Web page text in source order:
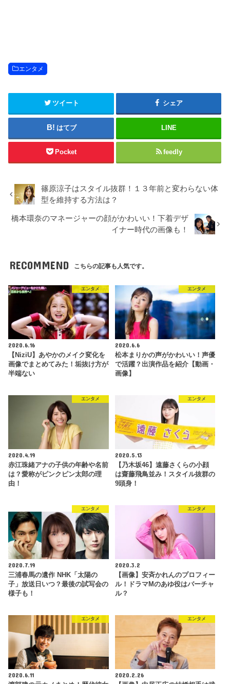
エンタメ
ツイート シェア
はてブ LINE
Pocket feedly
篠原涼子はスタイル抜群！１３年前と変わらない体
型を維持する方法は？
橋本環奈のマネージャーの顔がかわいい！下着デザ
イナー時代の画像も！
RECOMMEND こちらの記事も人気です。
エンタメ
2020.6.16
【NiziU】あやかのメイク変化を
画像でまとめてみた！垢抜け方が
半端ない
エンタメ
2020.6.6
松本まりかの声がかわいい！声優
で活躍？出演作品を紹介【動画・
画像】
エンタメ
2020.4.19
赤江珠緒アナの子供の年齢や名前
は？愛称がピンクピン太郎の理
由！
エンタメ
2020.5.13
【乃木坂46】遠藤さくらの小顔
は齋藤飛鳥並み！スタイル抜群の
9頭身！
エンタメ
2020.7.19
三浦春馬の遺作 NHK「太陽の
子」放送日いつ？最後の試写会の
様子も！
エンタメ
2020.3.2
【画像】安斉かれんのプロフィー
ル！ドラマMのあゆ役はバーチャ
ル？
エンタメ
2020.6.11
エンタメ
2020.2.26